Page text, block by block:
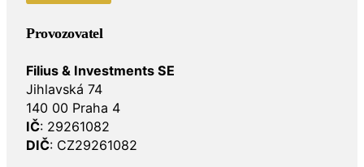
Provozovatel
Filius & Investments SE
Jihlavská 74
140 00 Praha 4
IČ: 29261082
DIČ: CZ29261082